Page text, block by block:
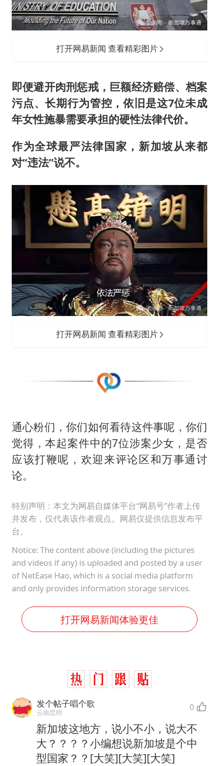
打开网易新闻 查看精彩图片
即便避开肉刑惩戒，巨额经济赔偿、档案
污点、长期行为管控，依旧是这7位未成
年女性施暴需要承担的硬性法律代价。
作为全球最严法律国家，新加坡从来都
对“违法”说不。
打开网易新闻 查看精彩图片
通心粉们，你们如何看待这件事呢，你们
觉得，本起案件中的7位涉案少女，是否
应该打鞭呢，欢迎来评论区和万事通讨
论。
特别声明：本文为网易自媒体平台“网易号”作者上传
并发布，仅代表该作者观点。网易仅提供信息发布平
台。
Notice: The content above (including the pictures
and videos if any) is uploaded and posted by a user
of NetEase Hao, which is a social media platform
and only provides information storage services.
打开网易新闻体验更佳
发个帖子唱个歌
云南昆明 0
新加坡这地方，说小不小，说大不
大？？？？小编想说新加坡是个中
型国家？？[大笑][大笑][大笑]